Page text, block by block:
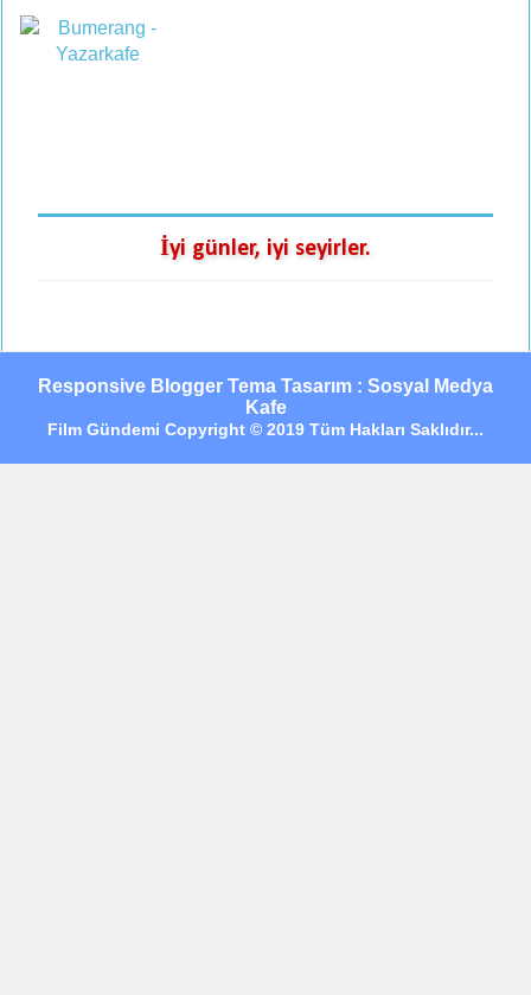
İyi günler, iyi seyirler.
Responsive Blogger Tema Tasarım : Sosyal Medya
Kafe
Film Gündemi Copyright © 2019 Tüm Hakları Saklıdır...